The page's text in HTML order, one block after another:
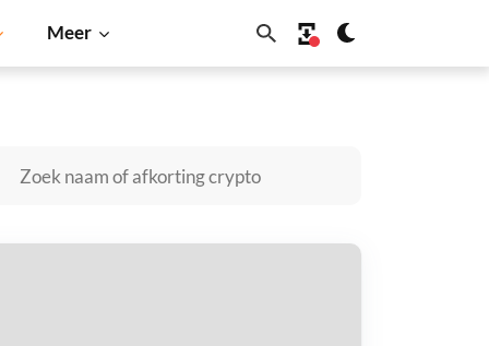
Meer
Dogecoin Solana BNB